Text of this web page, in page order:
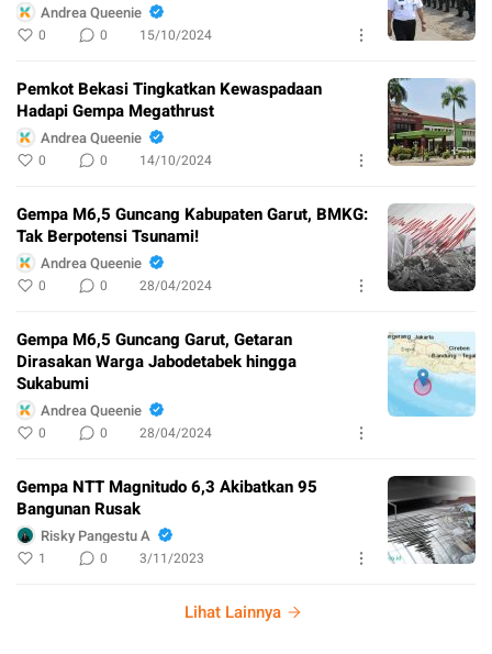
Andrea Queenie
0 0 15/10/2024
Pemkot Bekasi Tingkatkan Kewaspadaan
Hadapi Gempa Megathrust
Andrea Queenie
0 0 14/10/2024
Gempa M6,5 Guncang Kabupaten Garut, BMKG:
Tak Berpotensi Tsunami!
Andrea Queenie
0 0 28/04/2024
Gempa M6,5 Guncang Garut, Getaran
Dirasakan Warga Jabodetabek hingga
Sukabumi
Andrea Queenie
0 0 28/04/2024
Gempa NTT Magnitudo 6,3 Akibatkan 95
Bangunan Rusak
Risky Pangestu A
1 0 3/11/2023
Lihat Lainnya